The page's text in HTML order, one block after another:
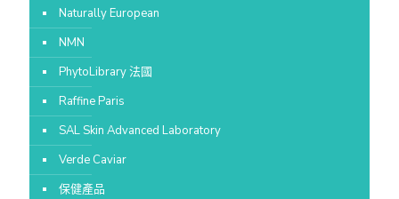
Naturally European
NMN
PhytoLibrary 法國
Raffine Paris
SAL Skin Advanced Laboratory
Verde Caviar
保健產品